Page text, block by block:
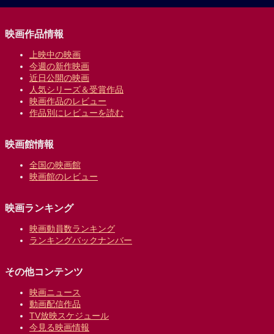
映画作品情報
上映中の映画
今週の新作映画
近日公開の映画
人気シリーズ＆受賞作品
映画作品のレビュー
作品別にレビューを読む
映画館情報
全国の映画館
映画館のレビュー
映画ランキング
映画動員数ランキング
ランキングバックナンバー
その他コンテンツ
映画ニュース
動画配信作品
TV放映スケジュール
今見る映画情報